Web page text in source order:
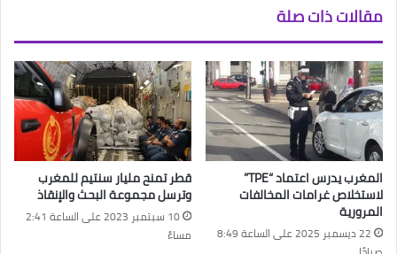
مقالات ذات صلة
المغرب يدرس اعتماد “TPE”
لاستخلاص غرامات المخالفات
المرورية
22 ديسمبر 2025 على الساعة 8:49
قطر تمنح مليار سنتيم للمغرب
وترسل مجموعة البحث والإنقاذ
10 سبتمبر 2023 على الساعة 2:41
مساءً